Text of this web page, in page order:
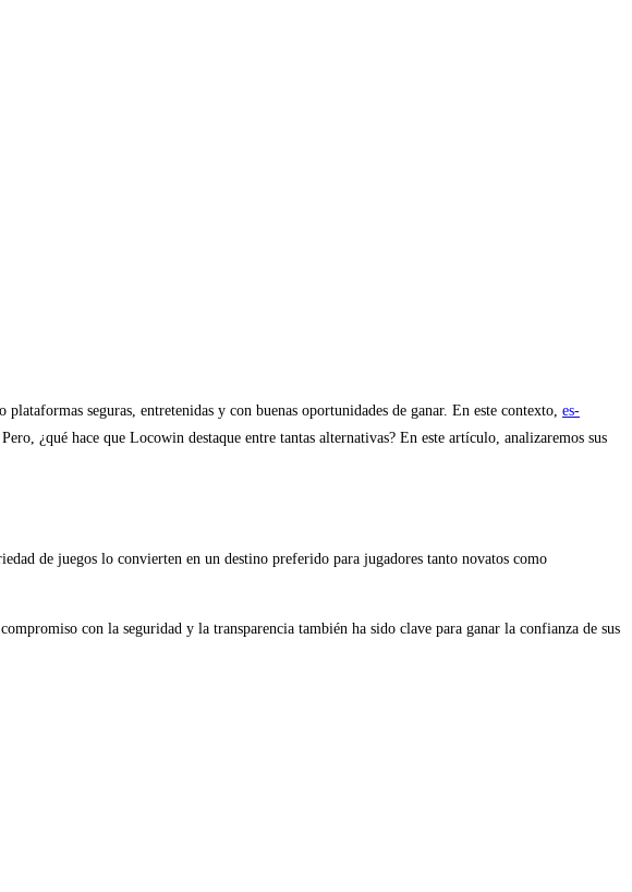
seguras, entretenidas y con buenas oportunidades de ganar. En este contexto, es-
¿qué hace que Locowin destaque entre tantas alternativas? En este artículo, analizaremos sus
de juegos lo convierten en un destino preferido para jugadores tanto novatos como
con la seguridad y la transparencia también ha sido clave para ganar la confianza de sus